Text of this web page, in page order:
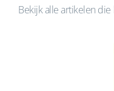
Bekijk alle artikelen